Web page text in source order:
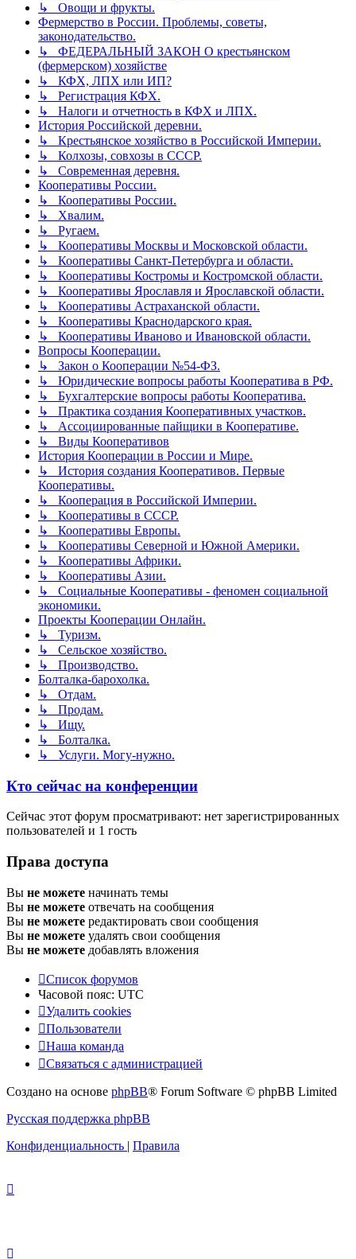
↳ Овощи и фрукты.
Фермерство в России. Проблемы, советы,
законодательство.
↳ ФЕДЕРАЛЬНЫЙ ЗАКОН О крестьянском
(фермерском) хозяйстве
↳ КФХ, ЛПХ или ИП?
↳ Регистрация КФХ.
↳ Налоги и отчетность в КФХ и ЛПХ.
История Российской деревни.
↳ Крестьянское хозяйство в Российской Империи.
↳ Колхозы, совхозы в СССР.
↳ Современная деревня.
Кооперативы России.
↳ Кооперативы России.
↳ Хвалим.
↳ Ругаем.
↳ Кооперативы Москвы и Московской области.
↳ Кооперативы Санкт-Петербурга и области.
↳ Кооперативы Костромы и Костромской области.
↳ Кооперативы Ярославля и Ярославской области.
↳ Кооперативы Астраханской области.
↳ Кооперативы Краснодарского края.
↳ Кооперативы Иваново и Ивановской области.
Вопросы Кооперации.
↳ Закон о Кооперации №54-ФЗ.
↳ Юридические вопросы работы Кооператива в РФ.
↳ Бухгалтерские вопросы работы Кооператива.
↳ Практика создания Кооперативных участков.
↳ Ассоциированные пайщики в Кооперативе.
↳ Виды Кооперативов
История Кооперации в России и Мире.
↳ История создания Кооперативов. Первые
Кооперативы.
↳ Кооперация в Российской Империи.
↳ Кооперативы в СССР.
↳ Кооперативы Европы.
↳ Кооперативы Северной и Южной Америки.
↳ Кооперативы Африки.
↳ Кооперативы Азии.
↳ Социальные Кооперативы - феномен социальной
экономики.
Проекты Кооперации Онлайн.
↳ Туризм.
↳ Сельское хозяйство.
↳ Производство.
Болталка-барохолка.
↳ Отдам.
↳ Продам.
↳ Ищу.
↳ Болталка.
↳ Услуги. Могу-нужно.
Кто сейчас на конференции
Сейчас этот форум просматривают: нет зарегистрированных
пользователей и 1 гость
Права доступа
Вы не можете начинать темы
Вы не можете отвечать на сообщения
Вы не можете редактировать свои сообщения
Вы не можете удалять свои сообщения
Вы не можете добавлять вложения
Список форумов
Часовой пояс: UTC
Удалить cookies
Пользователи
Наша команда
Связаться с администрацией
Создано на основе phpBB® Forum Software © phpBB Limited
Русская поддержка phpBB
Конфиденциальность | Правила